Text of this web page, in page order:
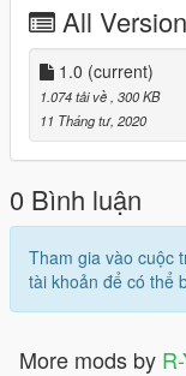
All
1.0 (current)
1.074 tải về , 300 KB
11 Tháng tư, 2020
0 Bình luận
Tham gia vào cuộc
tài khoản để có thể
More mods by